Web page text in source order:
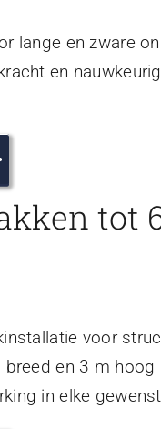
lange en zware
en
tot
voor
breed en 3 m
in elke